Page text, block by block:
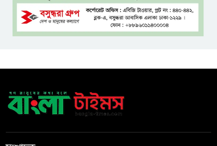
দেশের ২৩তম রাষ্ট্রপতি হচ্ছেন মির্জা
ফখরুল!
টাঙ্গাইলে স্ত্রী হত্যায় স্বামীর মৃত্যুদণ্ড
রাষ্ট্রপতি পদে বিএনপির দুই